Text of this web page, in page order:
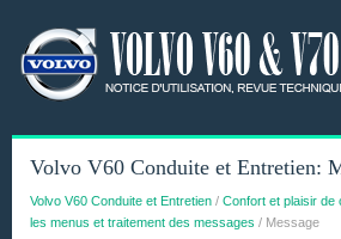
Volvo V60 Conduite et Entretien:
Volvo V60 Conduite et Entretien / Confort et plaisir de
les menus et traitement des messages / Message